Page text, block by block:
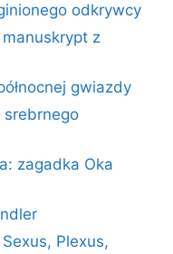
odkrywcy
z
gwiazdy
srebrnego
zagadka Oka
Plexus,